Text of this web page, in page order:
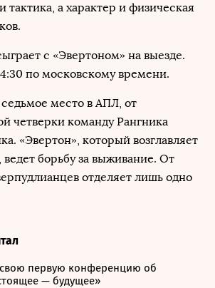
тактика, а характер и физическая
с «Эвертоном» на выезде.
по московскому времени.
место в АПЛ, от
четверки команду Рангника
«Эвертон», который возглавляет
борьбу за выживание. От
отделяет лишь одно
первую конференцию об
— будущее»